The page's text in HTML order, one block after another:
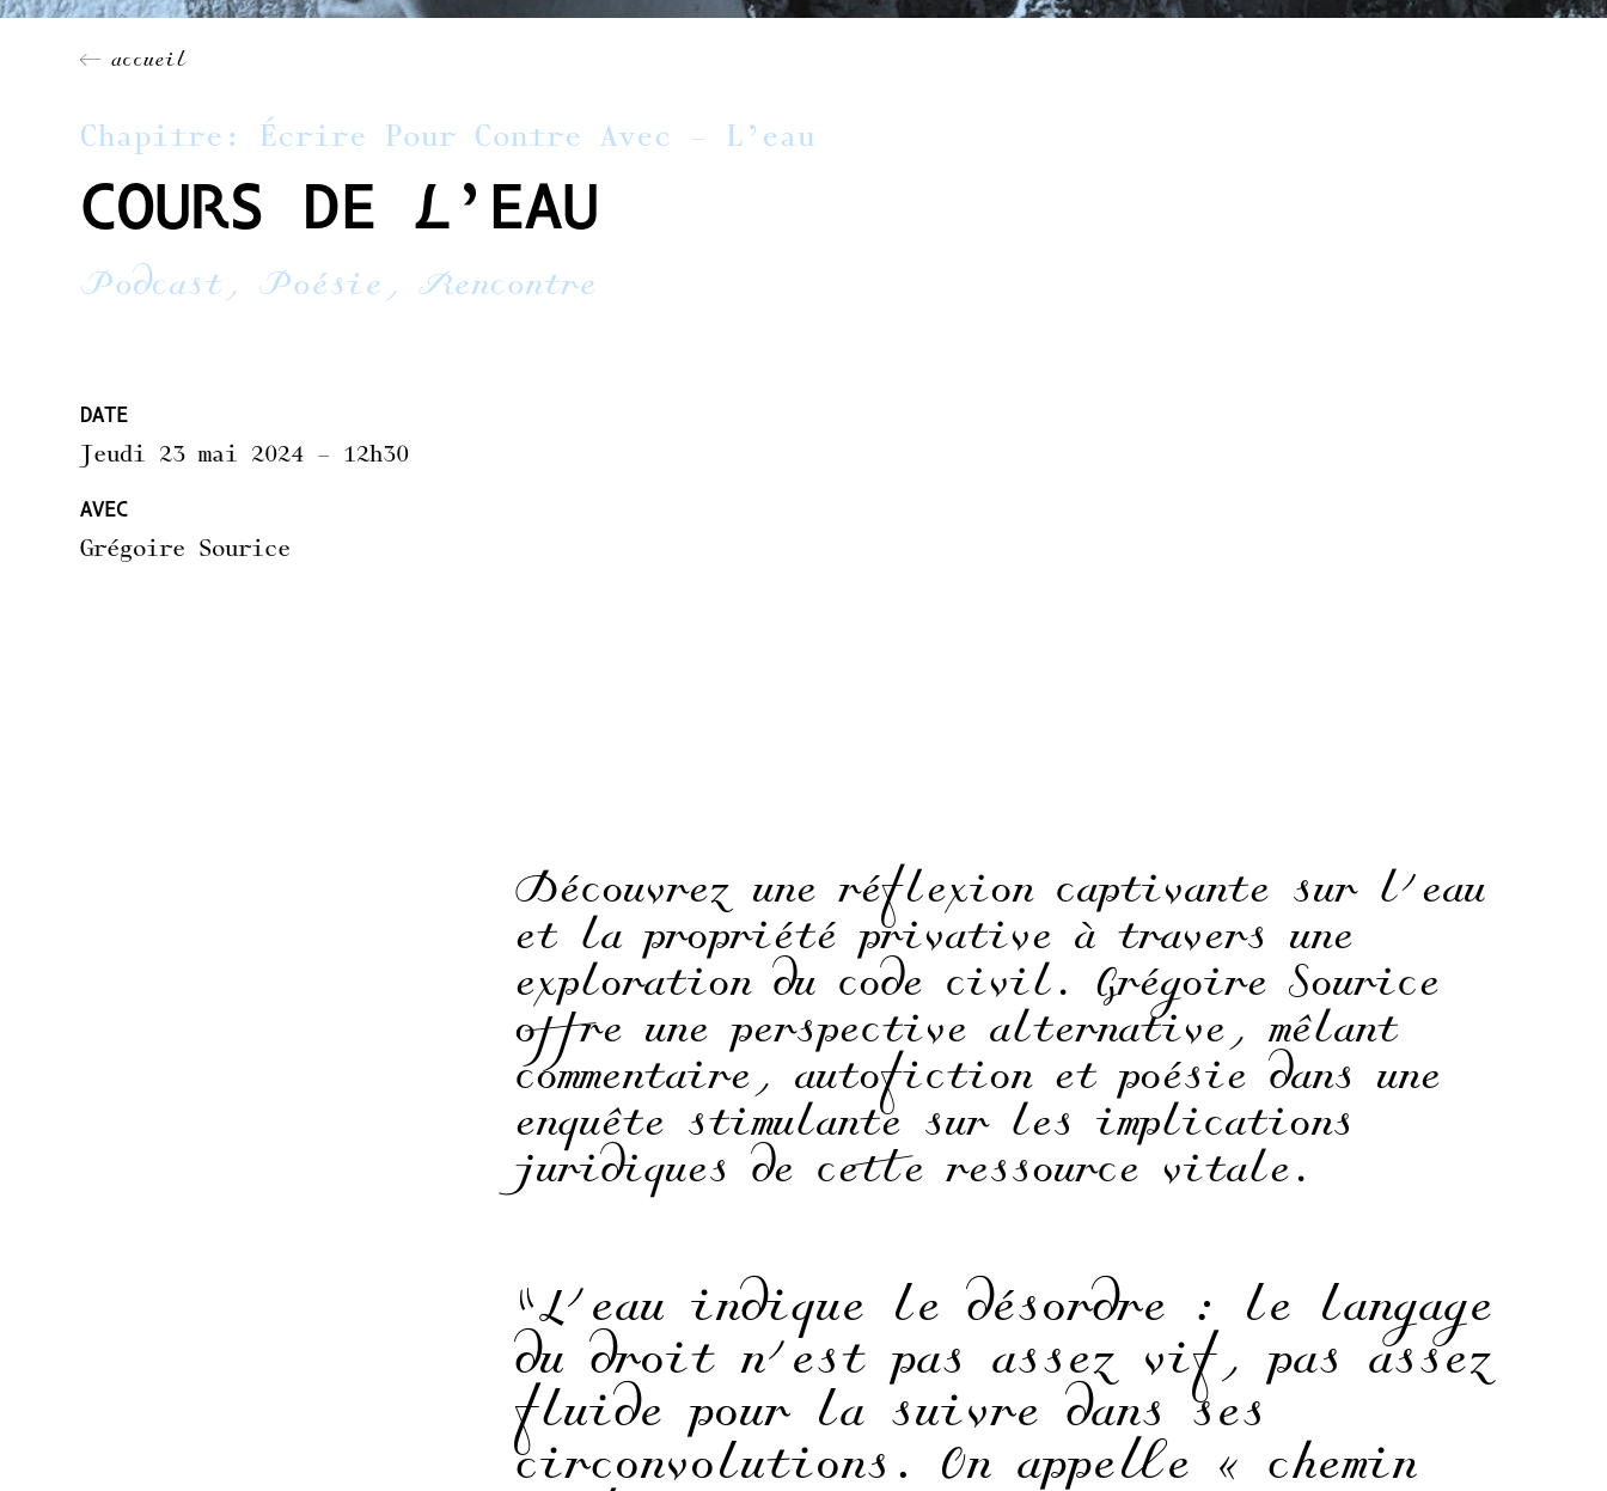
← accueil
Chapitre: Écrire Pour Contre Avec – L’eau
COURS DE L’EAU
Podcast, Poésie, Rencontre
DATE
Jeudi 23 mai 2024 – 12h30
AVEC
Grégoire Sourice
Découvrez une réflexion captivante sur l’eau
et la propriété privative à travers une
exploration du code civil. Grégoire Sourice
offre une perspective alternative, mêlant
commentaire, autofiction et poésie dans une
enquête stimulante sur les implications
juridiques de cette ressource vitale.
“L’eau indique le désordre : le langage
du droit n’est pas assez vif, pas assez
fluide pour la suivre dans ses
circonvolutions. On appelle « chemin